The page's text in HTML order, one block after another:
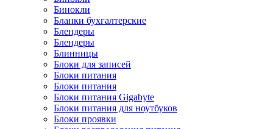
Бинокли
Бланки бухгалтерские
Блендеры
Блендеры
Блинницы
Блоки для записей
Блоки питания
Блоки питания
Блоки питания Gigabyte
Блоки питания для ноутбуков
Блоки проявки